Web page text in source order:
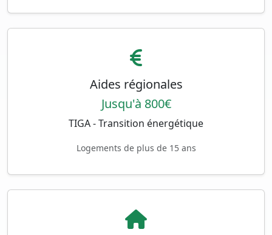
Aides régionales
Jusqu'à 800€
TIGA - Transition énergétique
Logements de plus de 15 ans